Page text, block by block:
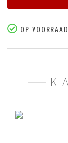
OP VOORRAAD